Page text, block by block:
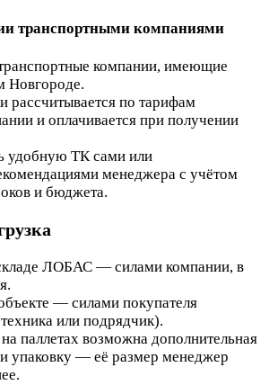
транспортными компаниями
компании, имеющие
Новгороде.
рассчитывается по тарифам
и оплачивается при получении
удобную ТК сами или
менеджера с учётом
и бюджета.
ЛОБАС — силами компании, в
— силами покупателя
или подрядчик).
паллетах возможна дополнительная
и упаковку — её размер менеджер